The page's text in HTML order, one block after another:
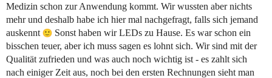
Medizin schon zur Anwendung kommt. Wir wussten aber nichts
mehr und deshalb habe ich hier mal nachgefragt, falls sich jemand
auskennt
Sonst haben wir LEDs zu Hause. Es war schon ein
bisschen teuer, aber ich muss sagen es lohnt sich. Wir sind mit der
Qualität zufrieden und was auch noch wichtig ist - es zahlt sich
nach einiger Zeit aus, noch bei den ersten Rechnungen sieht man